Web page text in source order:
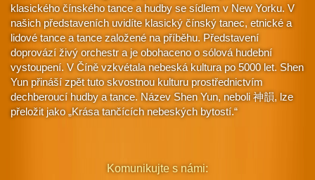
klasického čínského tance a hudby se sídlem v New Yorku. V
našich představeních uvidíte klasický čínský tanec, etnické a
lidové tance a tance založené na příběhu. Představení
doprovází živý orchestr a je obohaceno o sólová hudební
vystoupení. V Číně vzkvétala nebeská kultura po 5000 let. Shen
Yun přináší zpět tuto skvostnou kulturu prostřednictvím
dechberoucí hudby a tance. Název Shen Yun, neboli 神韻, lze
přeložit jako „Krása tančících nebeských bytostí.“
Komunikujte s námi: